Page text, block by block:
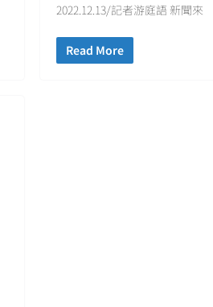
2022.12.13/記者游庭語 新聞來
Read More